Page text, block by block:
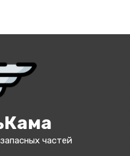
частей